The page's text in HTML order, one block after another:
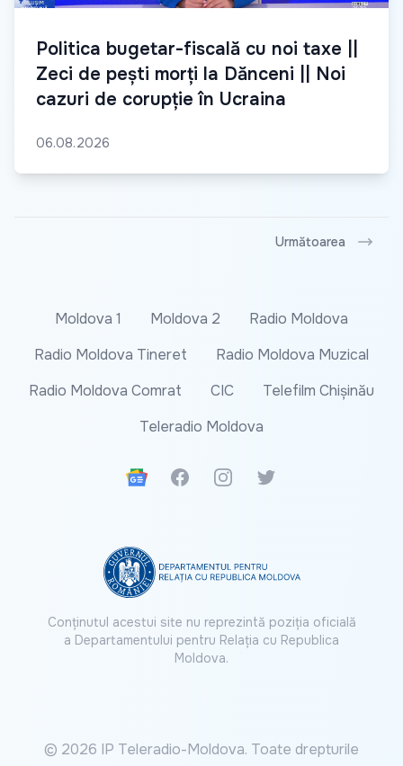
Politica bugetar-fiscală cu noi taxe ||
Zeci de pești morți la Dănceni || Noi
cazuri de corupție în Ucraina
06.08.2026
Următoarea
Moldova 1 Moldova 2
Radio Moldova
Radio Moldova Tineret
Radio Moldova Muzical
Radio Moldova Comrat
CIC
Telefilm Chișinău
Teleradio Moldova
Google News
FacebookInstagramTwitter
Conținutul acestui site nu reprezintă poziția oficială
a Departamentului pentru Relația cu Republica
Moldova.
© 2026 IP Teleradio-Moldova. Toate drepturile